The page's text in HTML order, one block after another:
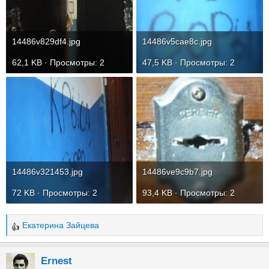
14486v829df4.jpg
62,1 KB · Просмотры: 2
14486v5cae8c.jpg
47,5 KB · Просмотры: 2
14486v321453.jpg
72 KB · Просмотры: 2
14486ve9c9b7.jpg
93,4 KB · Просмотры: 2
Р
е
а
Екатерина Зайцева
Ernest